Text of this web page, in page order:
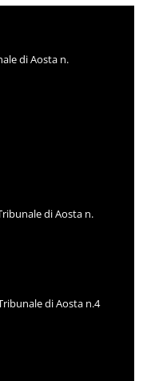
di Aosta n.
di Aosta n.
di Aosta n.4